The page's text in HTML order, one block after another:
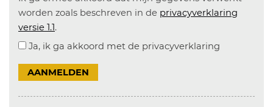
worden zoals beschreven in de privacyverklaring
versie 1.1.
Ja, ik ga akkoord met de privacyverklaring
AANMELDEN